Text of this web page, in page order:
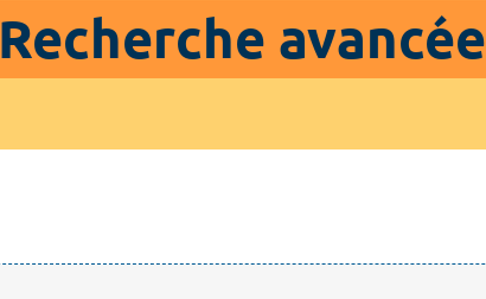
Recherche avancée